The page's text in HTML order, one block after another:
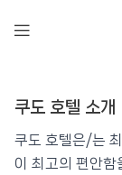
쿠도 호텔
📍 푸켓
쿠도 호텔 소개
쿠도 호텔은/는
이 최고의 편안함